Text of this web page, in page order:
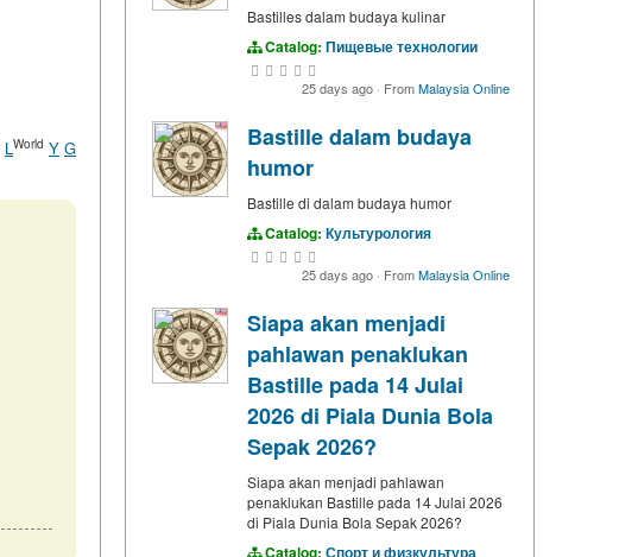
LWorld Y G
Bastilles dalam budaya kulinar
Catalog: Пищевые технологии
25 days ago · FromMalaysia Online
Bastille dalam budaya
humor
Bastille di dalam budaya humor
Catalog: Культурология
25 days ago · FromMalaysia Online
Siapa akan menjadi
pahlawan penaklukan
Bastille pada 14 Julai
2026 di Piala Dunia Bola
Sepak 2026?
Siapa akan menjadi pahlawan
penaklukan Bastille pada 14 Julai 2026
di Piala Dunia Bola Sepak 2026?
Catalog: Спорт и физкультура